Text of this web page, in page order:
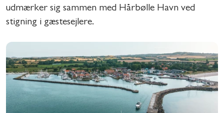
udmærker sig sammen med Hårbølle Havn ved
stigning i gæstesejlere.